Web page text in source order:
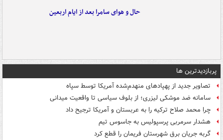
حال و هوای سامرا بعد از ایام اربعین
پربازدیدترین ها
تصاویر جدید از پهپادهای منهدم‌شده آمریکا توسط سپاه
سامانه ضد موشکی لیزری؛ از بلوف سیاسی تا واقعیت میدانی
چرا محمد صلاح ترکیه را به عربستان و آمریکا ترجیح داد
هشدار سرمربی پرسپولیس به جاسوس تیم
گربه جریان برق شهرستان فریمان را قطع کرد